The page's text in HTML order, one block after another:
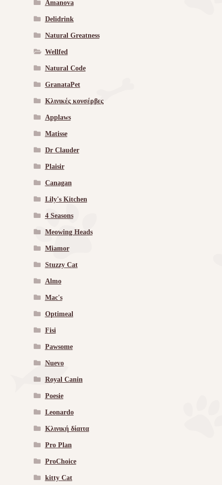
Amanova
Delidrink
Natural Greatness
Wellfed
Natural Code
GranataPet
Κλινικές κονσέρβες
Applaws
Matisse
Dr Clauder
Plaisir
Canagan
Lily's Kitchen
4 Seasons
Meowing Heads
Miamor
Stuzzy Cat
Almo
Mac's
Optimeal
Fisi
Pawsome
Nuevo
Royal Canin
Poesie
Leonardo
Κλινική δίαιτα
Pro Plan
ProChoice
kitty Cat